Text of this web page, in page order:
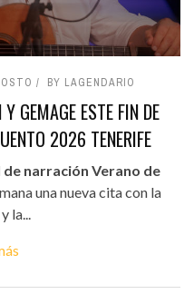
BY LAGENDARIO
GEMAGE ESTE FIN DE
2026 TENERIFE
de narración Verano de
una nueva cita con la
la...